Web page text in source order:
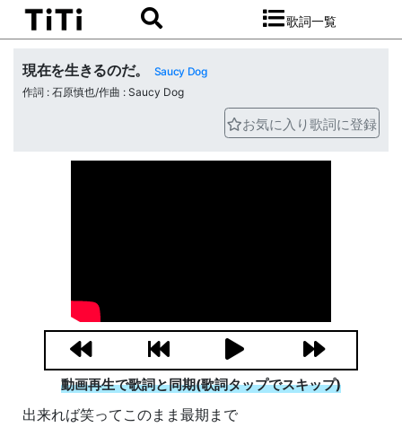
歌詞一覧
現在を生きるのだ。
Saucy Dog
作詞 : 石原慎也/作曲 : Saucy Dog
お気に入り歌詞に登録
動画再生で歌詞と同期(歌詞タップでスキップ)
出来れば笑ってこのまま最期まで